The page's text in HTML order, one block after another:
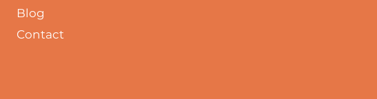
Blog
Contact